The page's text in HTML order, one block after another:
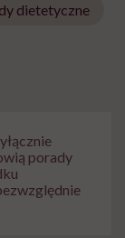
dietetyczne
porady